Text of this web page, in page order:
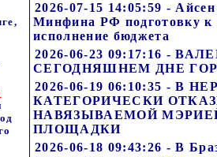
2026-07-15 14:05:59 -
Минфина РФ подготовку к
исполнение бюджета
2026-06-23 09:17:16 -
СЕГОДНЯШНЕМ ДНЕ
2026-06-19 06:10:35 - В
КАТЕГОРИЧЕСКИ
НАВЯЗЫВАЕМОЙ
ПЛОЩАДКИ
2026-06-18 09:43:26 - В